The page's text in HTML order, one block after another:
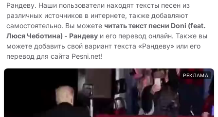
Рандеву. Наши пользователи находят тексты песен из
различных источников в интернете, также добавляют
самостоятельно. Вы можете читать текст песни Doni (feat.
Люся Чеботина) - Рандеву и его перевод онлайн. Также вы
можете добавить свой вариант текста «Рандеву» или его
перевод для сайта Pesni.net!
РЕКЛАМА